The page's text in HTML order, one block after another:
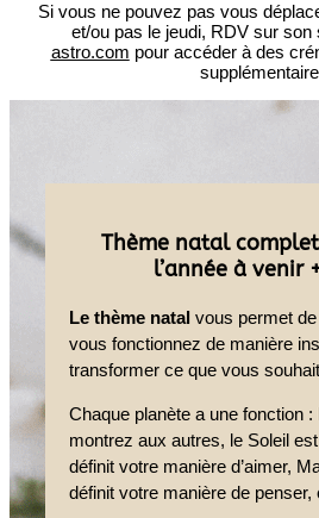
Si vous ne pouvez pas vous
et/ou pas le jeudi, RDV sur son
astro.com pour accéder à des
Thème natal
l’année à venir
Le thème natal vous permet
vous fonctionnez de manière
transformer ce que vous
Chaque planète a une fonction
montrez aux autres, le Soleil
définit votre manière d’aimer,
définit votre manière de penser,